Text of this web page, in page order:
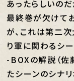
あったらしいの
最終巻が欠けて
が、これは第二
り軍に関わるシ
-BOXの解説（佐
たシーンのシナリ